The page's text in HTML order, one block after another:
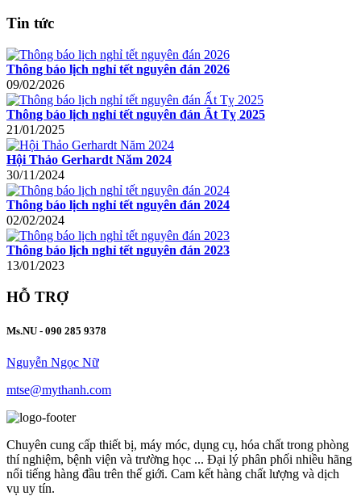
Tin tức
Thông báo lịch nghỉ tết nguyên đán 2026
09/02/2026
Thông báo lịch nghỉ tết nguyên đán Ất Tỵ 2025
21/01/2025
Hội Thảo Gerhardt Năm 2024
30/11/2024
Thông báo lịch nghỉ tết nguyên đán 2024
02/02/2024
Thông báo lịch nghỉ tết nguyên đán 2023
13/01/2023
HỖ TRỢ
Ms.NU - 090 285 9378
Nguyễn Ngọc Nữ
mtse@mythanh.com
Chuyên cung cấp thiết bị, máy móc, dụng cụ, hóa chất trong phòng
thí nghiệm, bệnh viện và trường học ... Đại lý phân phối nhiều hãng
nổi tiếng hàng đầu trên thế giới. Cam kết hàng chất lượng và dịch
vụ uy tín.